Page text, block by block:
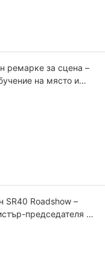
ремарке за сцена –
на място и
SR40 Roadshow –
председателя на